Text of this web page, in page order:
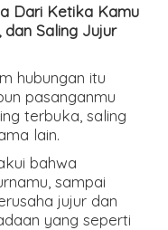
Dari Ketika Kamu
dan Saling Jujur
hubungan itu
pasanganmu
terbuka, saling
lain.
bahwa
sampai
jujur dan
yang seperti